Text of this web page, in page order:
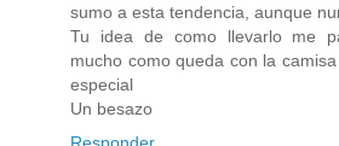
sumo a esta tendencia, aunque
Tu idea de como llevarlo me
mucho como queda con la
especial
Un besazo
Responder